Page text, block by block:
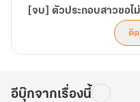
ติด
อีบุ๊กจากเรื่องนี้